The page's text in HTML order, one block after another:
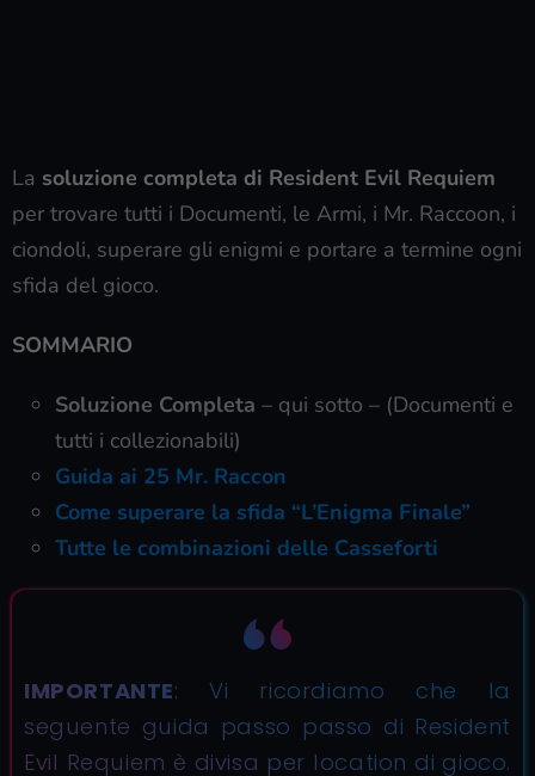
La soluzione completa di Resident Evil Requiem
per trovare tutti i Documenti, le Armi, i Mr. Raccoon, i
ciondoli, superare gli enigmi e portare a termine ogni
sfida del gioco.
SOMMARIO
Soluzione Completa – qui sotto – (Documenti e
tutti i collezionabili)
Guida ai 25 Mr. Raccon
Come superare la sfida “L’Enigma Finale”
Tutte le combinazioni delle Casseforti
IMPORTANTE: Vi ricordiamo che la
seguente guida passo passo di Resident
Evil Requiem è divisa per location di gioco.